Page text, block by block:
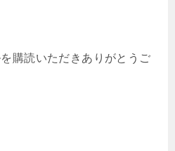
購読いただきありがとうご